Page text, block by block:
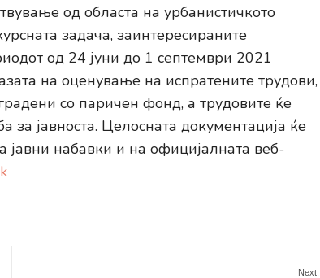
од областа на урбанистичкото
задача, заинтересираните
од 24 јуни до 1 септември 2021
на оценување на испратените трудови,
со паричен фонд, а трудовите ќе
јавноста. Целосната документација ќе
јавни набавки и на официјалната веб-
Next: